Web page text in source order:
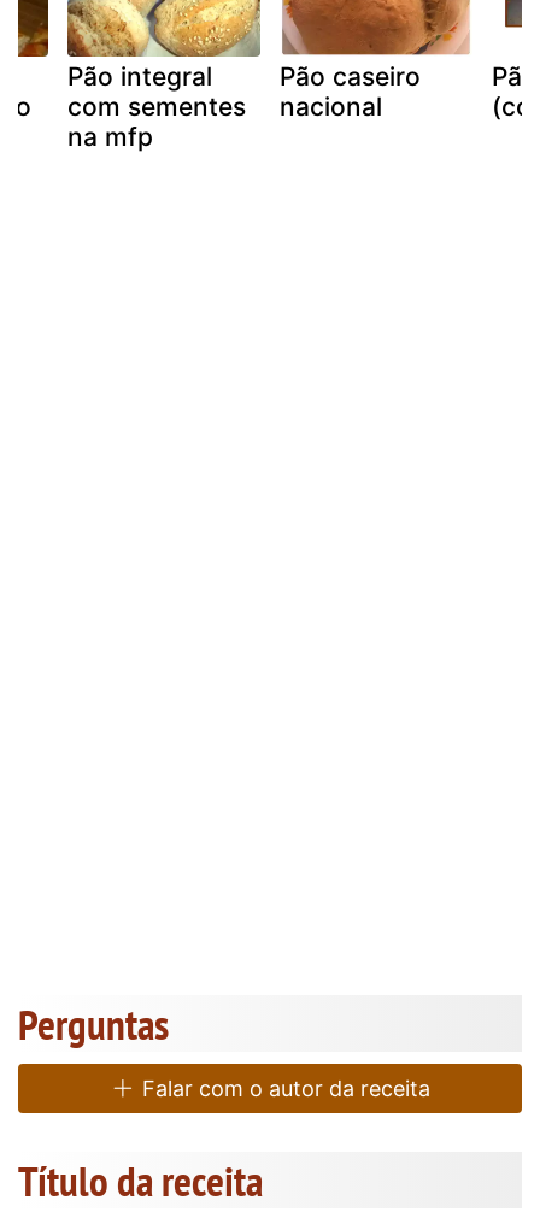
Pão integral
com sementes
na mfp
Pão caseiro
nacional
Perguntas
Falar com o autor da receita
Título da receita